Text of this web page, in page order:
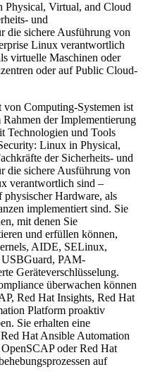
Virtual, and Cloud
und
die sichere Ausführung von
Linux verantwortlich
virtuelle Maschinen oder
oder auf Public Cloud-
Computing-Systemen ist
der Implementierung
Technologien und Tools
Linux in Physical,
der Sicherheits- und
die sichere Ausführung von
verantwortlich sind –
physischer Hardware, als
implementiert sind. Sie
mit denen Sie
und erfüllen können,
AIDE, SELinux,
PAM-
Geräteverschlüsselung.
überwachen können
Red Hat Insights, Red Hat
Platform proaktiv
Sie erhalten eine
Hat Ansible Automation
oder Red Hat
auf